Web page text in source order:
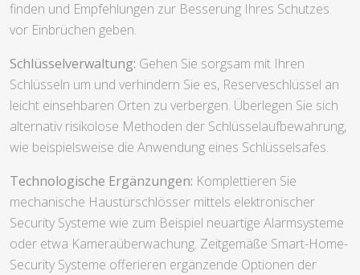
finden und Empfehlungen zur Besserung Ihres Schutzes
vor Einbrüchen geben.
Schlüsselverwaltung: Gehen Sie sorgsam mit Ihren
Schlüsseln um und verhindern Sie es, Reserveschlüssel an
leicht einsehbaren Orten zu verbergen. Überlegen Sie sich
alternativ risikolose Methoden der Schlüsselaufbewahrung,
wie beispielsweise die Anwendung eines Schlüsselsafes.
Technologische Ergänzungen: Komplettieren Sie
mechanische Haustürschlösser mittels elektronischer
Security Systeme wie zum Beispiel neuartige Alarmsysteme
oder etwa Kameraüberwachung. Zeitgemäße Smart-Home-
Security Systeme offerieren ergänzende Optionen der